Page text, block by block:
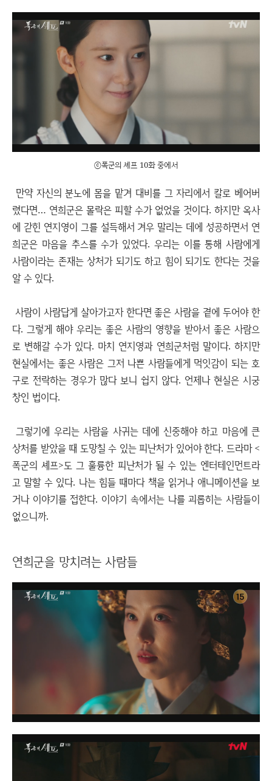
ⓒ폭군의 셰프 10화 중에서
만약 자신의 분노에 몸을 맡겨 대비를 그 자리에서 칼로 베어버
렸다면… 연희군은 몰락은 피할 수가 없었을 것이다. 하지만 옥사
에 갇힌 연지영이 그를 설득해서 겨우 말리는 데에 성공하면서 연
희군은 마음을 추스를 수가 있었다. 우리는 이를 통해 사람에게
사람이라는 존재는 상처가 되기도 하고 힘이 되기도 한다는 것을
알 수 있다.
사람이 사람답게 살아가고자 한다면 좋은 사람을 곁에 두어야 한
다. 그렇게 해야 우리는 좋은 사람의 영향을 받아서 좋은 사람으
로 변해갈 수가 있다. 마치 연지영과 연희군처럼 말이다. 하지만
현실에서는 좋은 사람은 그저 나쁜 사람들에게 먹잇감이 되는 호
구로 전락하는 경우가 많다 보니 쉽지 않다. 언제나 현실은 시궁
창인 법이다.
그렇기에 우리는 사람을 사귀는 데에 신중해야 하고 마음에 큰
상처를 받았을 때 도망칠 수 있는 피난처가 있어야 한다. 드라마 <
폭군의 셰프>도 그 훌륭한 피난처가 될 수 있는 엔터테인먼트라
고 말할 수 있다. 나는 힘들 때마다 책을 읽거나 애니메이션을 보
거나 이야기를 접한다. 이야기 속에서는 나를 괴롭히는 사람들이
없으니까.
연희군을 망치려는 사람들